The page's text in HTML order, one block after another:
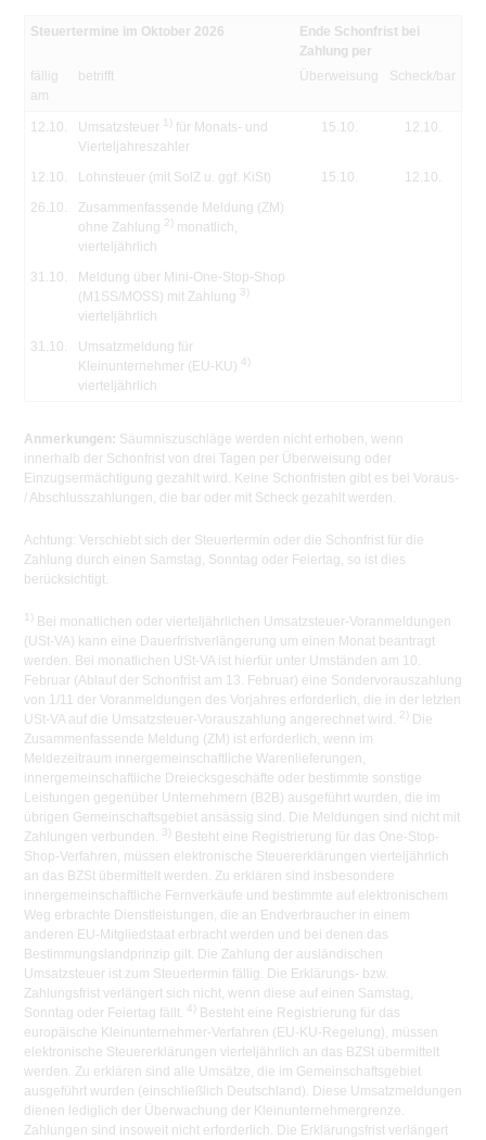
Steuertermine im Oktober 2026
Ende Schonfrist bei
Zahlung per
fällig
am
betrifft Überweisung Scheck/bar
12.10. Umsatzsteuer 1) für Monats- und
Vierteljahreszahler
15.10. 12.10.
12.10. Lohnsteuer (mit SolZ u. ggf. KiSt) 15.10.
12.10.
26.10.
Zusammenfassende Meldung (ZM)
ohne Zahlung 2) monatlich,
vierteljährlich
31.10.
Meldung über Mini-One-Stop-Shop
(M1SS/MOSS) mit Zahlung 3)
vierteljährlich
31.10.
Umsatzmeldung für
Kleinunternehmer (EU-KU) 4)
vierteljährlich
Anmerkungen: Säumniszuschläge werden nicht erhoben, wenn
innerhalb der Schonfrist von drei Tagen per Überweisung oder
Einzugsermächtigung gezahlt wird. Keine Schonfristen gibt es bei Voraus-
/ Abschlusszahlungen, die bar oder mit Scheck gezahlt werden.
Achtung: Verschiebt sich der Steuertermin oder die Schonfrist für die
Zahlung durch einen Samstag, Sonntag oder Feiertag, so ist dies
berücksichtigt.
1) Bei monatlichen oder vierteljährlichen Umsatzsteuer-Voranmeldungen
(USt-VA) kann eine Dauerfristverlängerung um einen Monat beantragt
werden. Bei monatlichen USt-VA ist hierfür unter Umständen am 10.
Februar (Ablauf der Schonfrist am 13. Februar) eine Sondervorauszahlung
von 1/11 der Voranmeldungen des Vorjahres erforderlich, die in der letzten
USt-VA auf die Umsatzsteuer-Vorauszahlung angerechnet wird. 2) Die
Zusammenfassende Meldung (ZM) ist erforderlich, wenn im
Meldezeitraum innergemeinschaftliche Warenlieferungen,
innergemeinschaftliche Dreiecksgeschäfte oder bestimmte sonstige
Leistungen gegenüber Unternehmern (B2B) ausgeführt wurden, die im
übrigen Gemeinschaftsgebiet ansässig sind. Die Meldungen sind nicht mit
Zahlungen verbunden. 3) Besteht eine Registrierung für das One-Stop-
Shop-Verfahren, müssen elektronische Steuererklärungen vierteljährlich
an das BZSt übermittelt werden. Zu erklären sind insbesondere
innergemeinschaftliche Fernverkäufe und bestimmte auf elektronischem
Weg erbrachte Dienstleistungen, die an Endverbraucher in einem
anderen EU-Mitgliedstaat erbracht werden und bei denen das
Bestimmungslandprinzip gilt. Die Zahlung der ausländischen
Umsatzsteuer ist zum Steuertermin fällig. Die Erklärungs- bzw.
Zahlungsfrist verlängert sich nicht, wenn diese auf einen Samstag,
Sonntag oder Feiertag fällt. 4) Besteht eine Registrierung für das
europäische Kleinunternehmer-Verfahren (EU-KU-Regelung), müssen
elektronische Steuererklärungen vierteljährlich an das BZSt übermittelt
werden. Zu erklären sind alle Umsätze, die im Gemeinschaftsgebiet
ausgeführt wurden (einschließlich Deutschland). Diese Umsatzmeldungen
dienen lediglich der Überwachung der Kleinunternehmergrenze.
Zahlungen sind insoweit nicht erforderlich. Die Erklärungsfrist verlängert